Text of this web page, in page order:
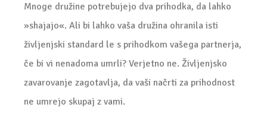
Mnoge družine potrebujejo dva prihodka, da lahko
»shajajo«. Ali bi lahko vaša družina ohranila isti
življenjski standard le s prihodkom vašega partnerja,
če bi vi nenadoma umrli? Verjetno ne. Življenjsko
zavarovanje zagotavlja, da vaši načrti za prihodnost
ne umrejo skupaj z vami.